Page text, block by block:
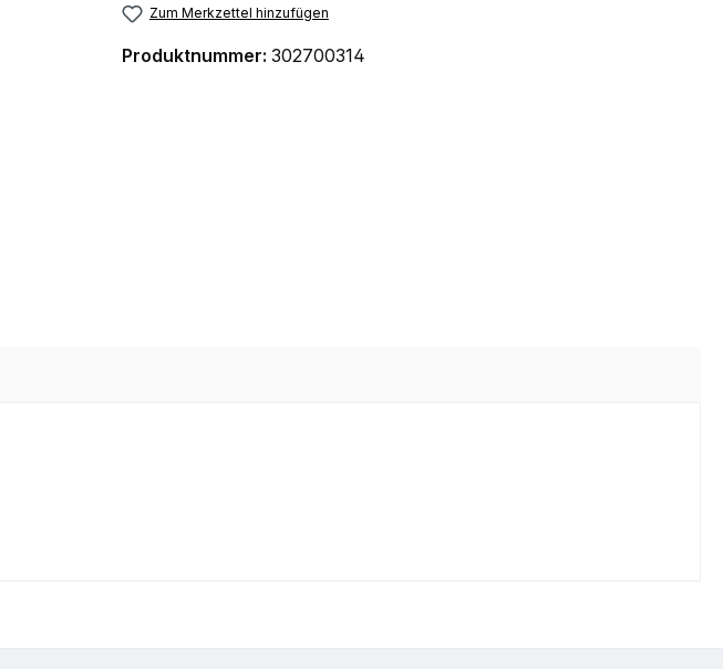
Zum Merkzettel hinzufügen
Produktnummer: 302700314